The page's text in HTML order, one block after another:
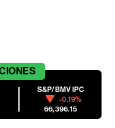
S&P/BMV IPC
-0.19%
66,396.15